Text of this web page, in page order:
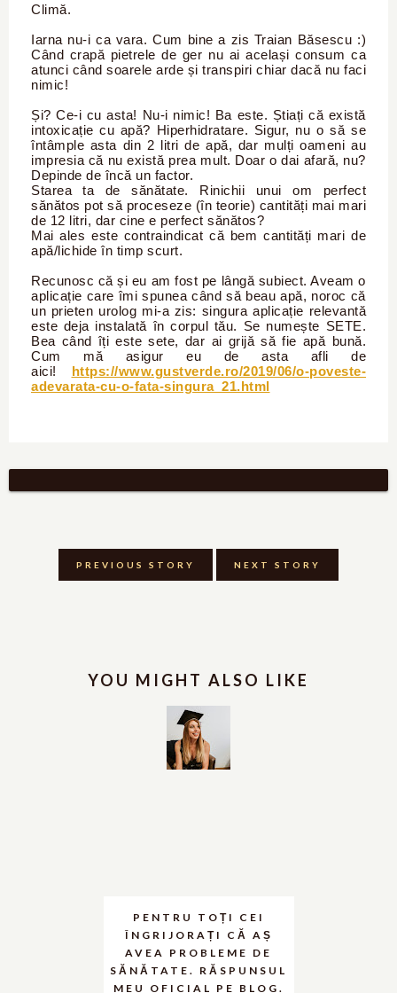
Climă.
Iarna nu-i ca vara. Cum bine a zis Traian Băsescu :)
Când crapă pietrele de ger nu ai același consum ca
atunci când soarele arde și transpiri chiar dacă nu faci
nimic!
Și? Ce-i cu asta! Nu-i nimic! Ba este. Știați că există
intoxicație cu apă? Hiperhidratare. Sigur, nu o să se
întâmple asta din 2 litri de apă, dar mulți oameni au
impresia că nu există prea mult. Doar o dai afară, nu?
Depinde de încă un factor.
Starea ta de sănătate. Rinichii unui om perfect
sănătos pot să proceseze (în teorie) cantități mai mari
de 12 litri, dar cine e perfect sănătos?
Mai ales este contraindicat că bem cantități mari de
apă/lichide în timp scurt.
Recunosc că și eu am fost pe lângă subiect. Aveam o
aplicație care îmi spunea când să beau apă, noroc că
un prieten urolog mi-a zis: singura aplicație relevantă
este deja instalată în corpul tău. Se numește SETE.
Bea când îți este sete, dar ai grijă să fie apă bună.
Cum mă asigur eu de asta afli de
aici! https://www.gustverde.ro/2019/06/o-poveste-
adevarata-cu-o-fata-singura_21.html
PREVIOUS STORY NEXT STORY
YOU MIGHT ALSO LIKE
PENTRU TOȚI CEI
ÎNGRIJORAȚI CĂ AȘ
AVEA PROBLEME DE
SĂNĂTATE. RĂSPUNSUL
MEU OFICIAL PE BLOG.